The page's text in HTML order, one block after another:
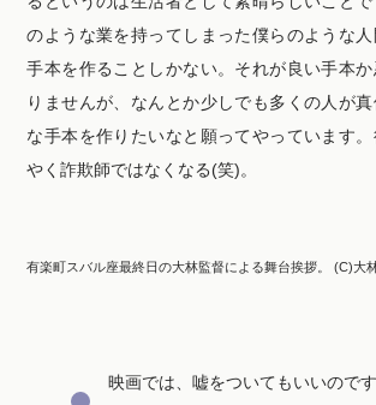
のような業を持ってしまった僕らのような人
手本を作ることしかない。それが良い手本
りませんが、なんとか少しでも多くの人が
な手本を作りたいなと願ってやっています
やく詐欺師ではなくなる(笑)。
有楽町スバル座最終日の大林監督による舞台挨拶。 (C)大
映画では、嘘をついてもいいので